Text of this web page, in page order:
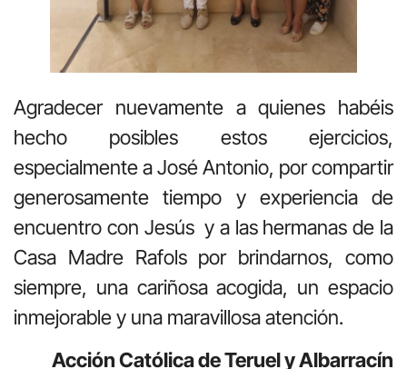
Agradecer nuevamente a quienes habéis
hecho posibles estos ejercicios,
especialmente a José Antonio, por compartir
generosamente tiempo y experiencia de
encuentro con Jesús y a las hermanas de la
Casa Madre Rafols por brindarnos, como
siempre, una cariñosa acogida, un espacio
inmejorable y una maravillosa atención.
Acción Católica de Teruel y Albarracín